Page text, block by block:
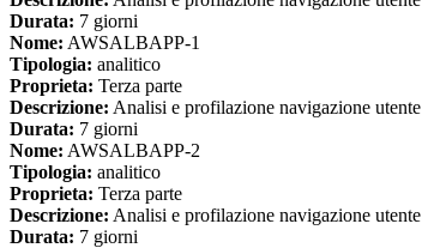
Durata: 7 giorni
Nome: AWSALBAPP-1
Tipologia: analitico
Proprieta: Terza parte
Descrizione: Analisi e profilazione navigazione utente
Durata: 7 giorni
Nome: AWSALBAPP-2
Tipologia: analitico
Proprieta: Terza parte
Descrizione: Analisi e profilazione navigazione utente
Durata: 7 giorni